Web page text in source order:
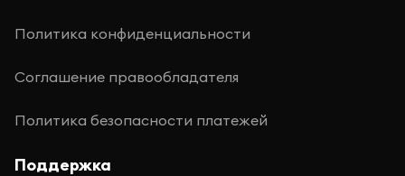
Политика конфиденциальности
Соглашение правообладателя
Политика безопасности платежей
Поддержка